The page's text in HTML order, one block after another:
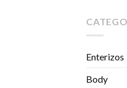
Enterizos
Body